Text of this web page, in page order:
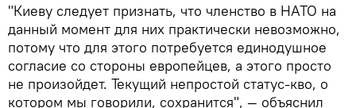
"Киеву следует признать, что членство в НАТО на
данный момент для них практически невозможно,
потому что для этого потребуется единодушное
согласие со стороны европейцев, а этого просто
не произойдет. Текущий непростой статус-кво, о
котором мы говорили, сохранится", — объяснил